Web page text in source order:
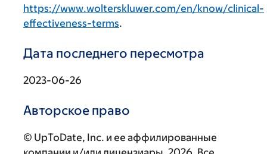
https://www.wolterskluwer.com/en/know/clinical-
effectiveness-terms.
Дата последнего пересмотра
2023-06-26
Авторское право
© UpToDate, Inc. и ее аффилированные